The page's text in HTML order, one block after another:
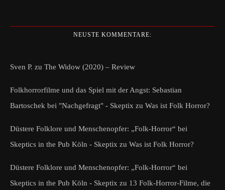
NEUSTE KOMMENTARE:
Sven P. zu The Widow (2020) – Review
Folkhorrorfilme und das Spiel mit der Angst: Sebastian
Bartoschek bei "Nachgefragt" - Skeptix zu Was ist Folk Horror?
Düstere Folklore und Menschenopfer: „Folk-Horror“ bei
Skeptics in the Pub Köln - Skeptix zu Was ist Folk Horror?
Düstere Folklore und Menschenopfer: „Folk-Horror“ bei
Skeptics in the Pub Köln - Skeptix zu 13 Folk-Horror-Filme, die